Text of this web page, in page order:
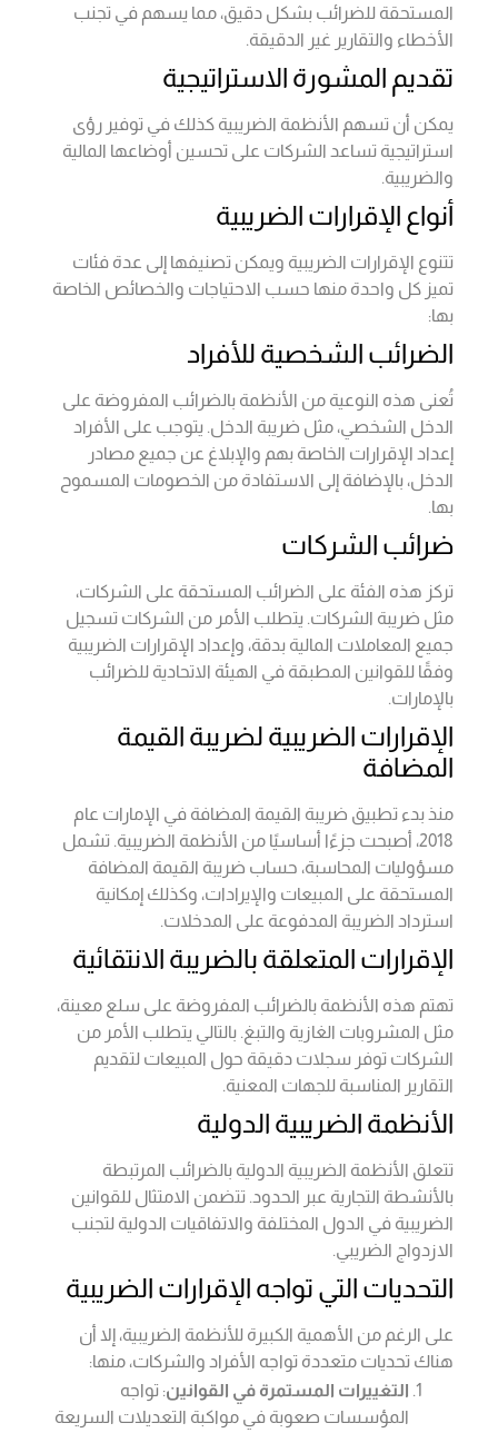
المستحقة للضرائب بشكل دقيق، مما يسهم في تجنب
الأخطاء والتقارير غير الدقيقة.
تقديم المشورة الاستراتيجية
يمكن أن تسهم الأنظمة الضريبية كذلك في توفير رؤى
استراتيجية تساعد الشركات على تحسين أوضاعها المالية
والضريبية.
أنواع الإقرارات الضريبية
تتنوع الإقرارات الضريبية ويمكن تصنيفها إلى عدة فئات
تميز كل واحدة منها حسب الاحتياجات والخصائص الخاصة
بها:
الضرائب الشخصية للأفراد
تُعنى هذه النوعية من الأنظمة بالضرائب المفروضة على
الدخل الشخصي، مثل ضريبة الدخل. يتوجب على الأفراد
إعداد الإقرارات الخاصة بهم والإبلاغ عن جميع مصادر
الدخل، بالإضافة إلى الاستفادة من الخصومات المسموح
بها.
ضرائب الشركات
تركز هذه الفئة على الضرائب المستحقة على الشركات،
مثل ضريبة الشركات. يتطلب الأمر من الشركات تسجيل
جميع المعاملات المالية بدقة، وإعداد الإقرارات الضريبية
وفقًا للقوانين المطبقة في الهيئة الاتحادية للضرائب
بالإمارات.
الإقرارات الضريبية لضريبة القيمة
المضافة
منذ بدء تطبيق ضريبة القيمة المضافة في الإمارات عام
2018، أصبحت جزءًا أساسيًا من الأنظمة الضريبية. تشمل
مسؤوليات المحاسبة، حساب ضريبة القيمة المضافة
المستحقة على المبيعات والإيرادات، وكذلك إمكانية
استرداد الضريبة المدفوعة على المدخلات.
الإقرارات المتعلقة بالضريبة الانتقائية
تهتم هذه الأنظمة بالضرائب المفروضة على سلع معينة،
مثل المشروبات الغازية والتبغ. بالتالي يتطلب الأمر من
الشركات توفر سجلات دقيقة حول المبيعات لتقديم
التقارير المناسبة للجهات المعنية.
الأنظمة الضريبية الدولية
تتعلق الأنظمة الضريبية الدولية بالضرائب المرتبطة
بالأنشطة التجارية عبر الحدود. تتضمن الامتثال للقوانين
الضريبية في الدول المختلفة والاتفاقيات الدولية لتجنب
الازدواج الضريبي.
التحديات التي تواجه الإقرارات الضريبية
على الرغم من الأهمية الكبيرة للأنظمة الضريبية، إلا أن
هناك تحديات متعددة تواجه الأفراد والشركات، منها:
التغييرات المستمرة في القوانين: تواجه
المؤسسات صعوبة في مواكبة التعديلات السريعة